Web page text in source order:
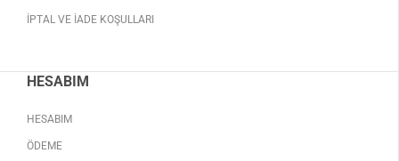
İPTAL VE İADE KOŞULLARI
HESABIM
HESABIM
ÖDEME